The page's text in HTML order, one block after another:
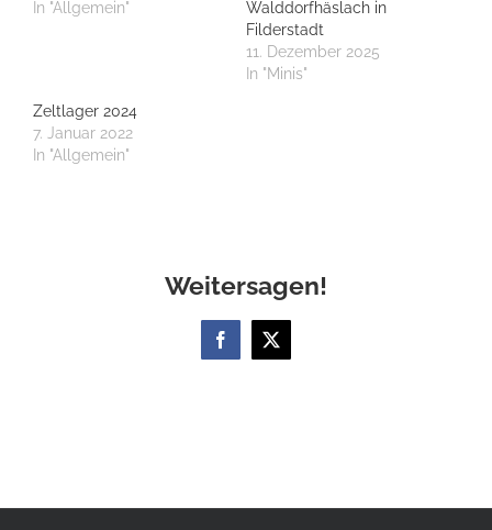
In "Allgemein"
Walddorfhäslach in
Filderstadt
11. Dezember 2025
In "Minis"
Zeltlager 2024
7. Januar 2022
In "Allgemein"
Weitersagen!
Facebook
X